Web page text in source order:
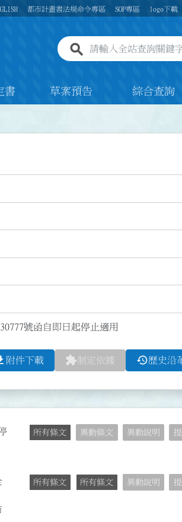
都市計畫書法規命令專區 SOP專區 logo下載
全站查詢關鍵字欄位
書 草案預告 綜合查詢
號函自即日起停止適用
附件下載 extension制定依據 history歷史沿
所有條文 異動條文 異動說明
所有條文 所有條文 異動說明